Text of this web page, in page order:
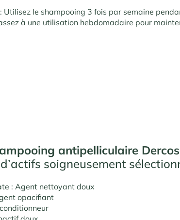
Utilisez le shampooing 3 fois par semaine
à une utilisation hebdomadaire pour
antipelliculaire Dercos
soigneusement
: Agent nettoyant doux
opacifiant